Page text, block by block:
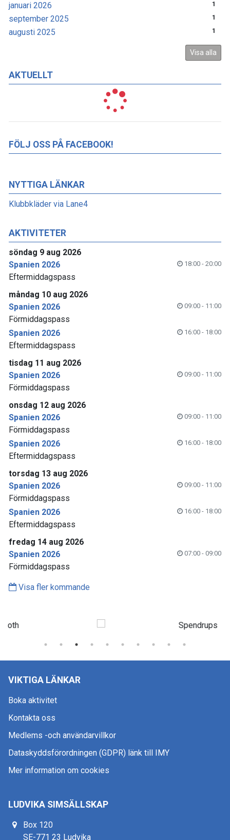
januari 2026 1
september 2025 1
augusti 2025 1
Visa alla
AKTUELLT
FÖLJ OSS PÅ FACEBOOK!
NYTTIGA LÄNKAR
Klubbkläder via Lane4
AKTIVITETER
söndag 9 aug 2026
Spanien 2026
18:00 - 20:00
Eftermiddagspass
måndag 10 aug 2026
Spanien 2026
09:00 - 11:00
Förmiddagspass
Spanien 2026
16:00 - 18:00
Eftermiddagspass
tisdag 11 aug 2026
Spanien 2026
09:00 - 11:00
Förmiddagspass
onsdag 12 aug 2026
Spanien 2026
09:00 - 11:00
Förmiddagspass
Spanien 2026
16:00 - 18:00
Eftermiddagspass
torsdag 13 aug 2026
Spanien 2026
09:00 - 11:00
Förmiddagspass
Spanien 2026
16:00 - 18:00
Eftermiddagspass
fredag 14 aug 2026
Spanien 2026
07:00 - 09:00
Förmiddagspass
Visa fler kommande
VIKTIGA LÄNKAR
Boka aktivitet
Kontakta oss
Medlems -och användarvillkor
Dataskyddsförordningen (GDPR) länk till IMY
Mer information om cookies
LUDVIKA SIMSÄLLSKAP
Box 120
SE-771 23 Ludvika